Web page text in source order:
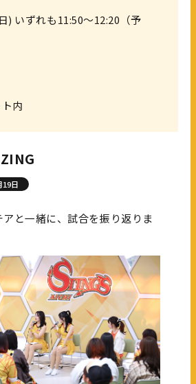
) いずれも11:50～12:20（予
内
19日
アと一緒に、試合を振り返りま